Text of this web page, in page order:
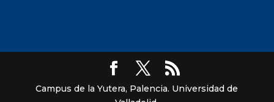
Campus de la Yutera, Palencia. Universidad de